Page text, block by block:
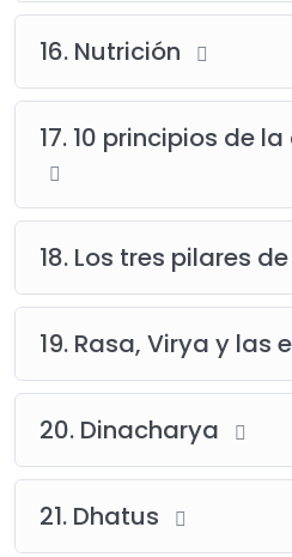
16. Nutrición
17. 10 principios de
18. Los tres pilares
19. Rasa, Virya y las
20. Dinacharya
21. Dhatus